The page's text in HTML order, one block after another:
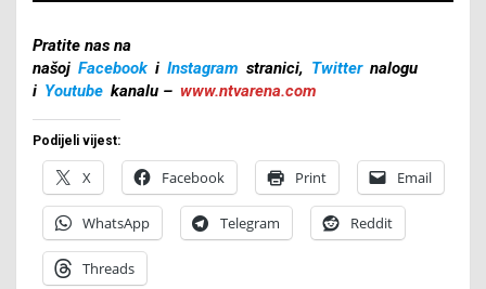
Pratite nas na
našoj Facebook i Instagram stranici, Twitter nalogu
i Youtube kanalu – www.ntvarena.com
Podijeli vijest:
X Facebook Print Email
WhatsApp Telegram Reddit
Threads